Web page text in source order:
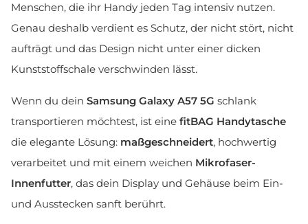
Menschen, die ihr Handy jeden Tag intensiv nutzen.
Genau deshalb verdient es Schutz, der nicht stört, nicht
aufträgt und das Design nicht unter einer dicken
Kunststoffschale verschwinden lässt.
Wenn du dein Samsung Galaxy A57 5G schlank
transportieren möchtest, ist eine fitBAG Handytasche
die elegante Lösung: maßgeschneidert, hochwertig
verarbeitet und mit einem weichen Mikrofaser-
Innenfutter, das dein Display und Gehäuse beim Ein-
und Ausstecken sanft berührt.